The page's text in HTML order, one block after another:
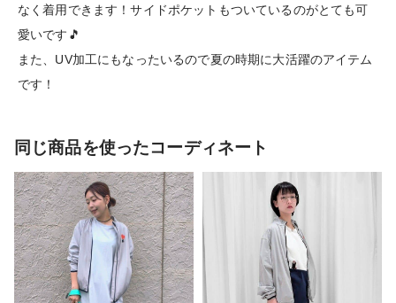
なく着用できます！サイドポケットもついているのがとても可
愛いです🎵
また、UV加工にもなったいるので夏の時期に大活躍のアイテム
です！
同じ商品を使ったコーディネート